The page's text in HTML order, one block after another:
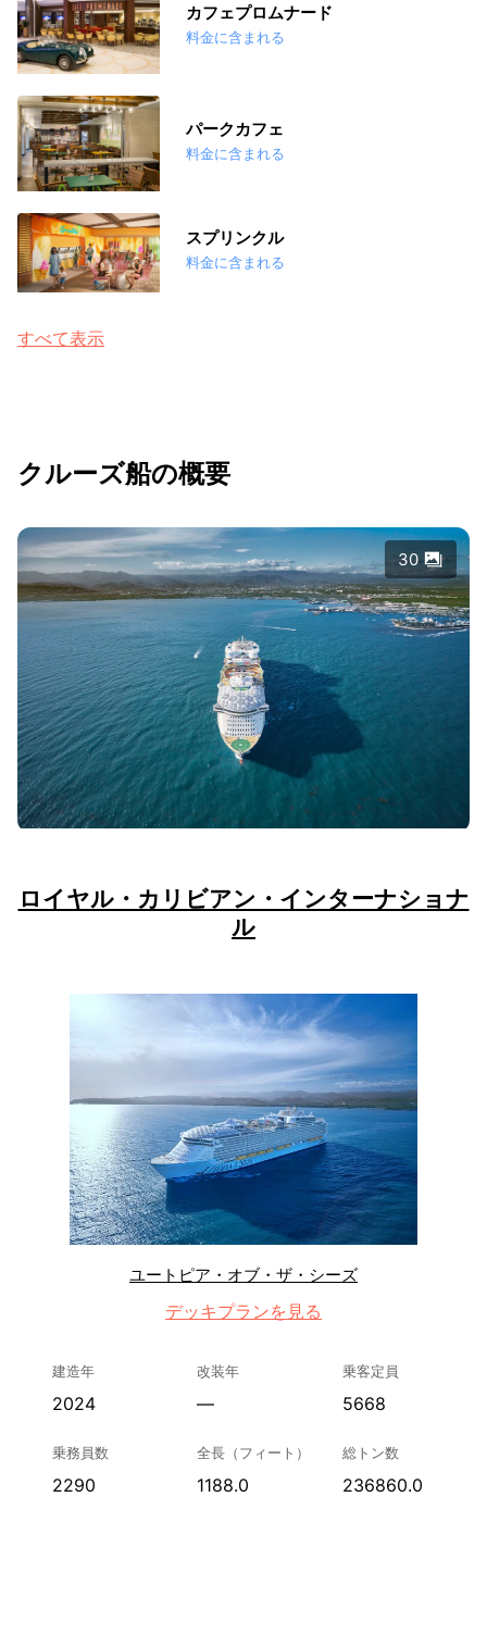
カフェプロムナード
料金に含まれる
パークカフェ
料金に含まれる
スプリンクル
料金に含まれる
すべて表示
クルーズ船の概要
30
ロイヤル・カリビアン・インターナショナ
ル
ユートピア・オブ・ザ・シーズ
デッキプランを見る
建造年
2024
改装年
—
乗客定員
5668
乗務員数
2290
全長（フィート）
1188.0
総トン数
236860.0